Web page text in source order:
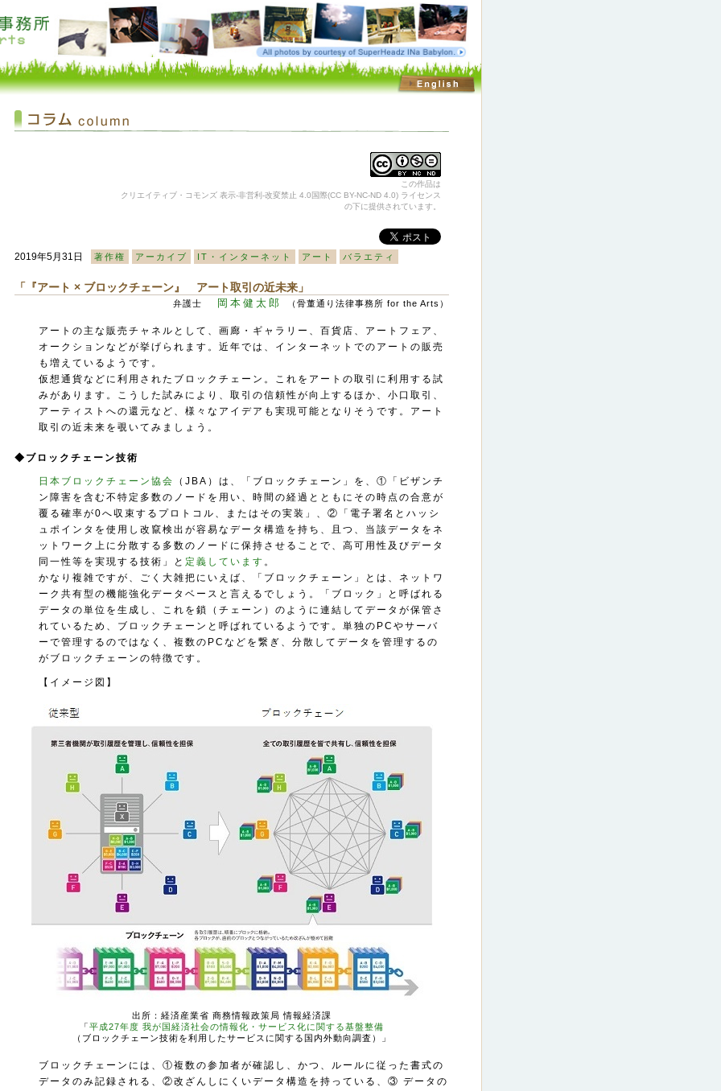
この作品は
クリエイティブ・コモンズ 表示-非営利-改変禁止 4.0国際(CC BY-NC-ND 4.0) ライセンス
の下に提供されています。
2019年5月31日 著作権 アーカイブ IT・インターネット アート バラエティ
「『アート × ブロックチェーン』 アート取引の近未来」
弁護士 岡本健太郎 （骨董通り法律事務所 for the Arts）
アートの主な販売チャネルとして、画廊・ギャラリー、百貨店、アートフェア、
オークションなどが挙げられます。近年では、インターネットでのアートの販売
も増えているようです。
仮想通貨などに利用されたブロックチェーン。これをアートの取引に利用する試
みがあります。こうした試みにより、取引の信頼性が向上するほか、小口取引、
アーティストへの還元など、様々なアイデアも実現可能となりそうです。アート
取引の近未来を覗いてみましょう。
◆ ブロックチェーン技術
日本ブロックチェーン協会
（JBA）は、「ブロックチェーン」を、①「ビザンチ
ン障害を含む不特定多数のノードを用い、時間の経過とともにその時点の合意が
覆る確率が0へ収束するプロトコル、またはその実装」、②「電子署名とハッシ
ュポインタを使用し改竄検出が容易なデータ構造を持ち、且つ、当該データをネ
ットワーク上に分散する多数のノードに保持させることで、高可用性及びデータ
同一性等を実現する技術」と 定義しています 。
かなり複雑ですが、ごく大雑把にいえば、「ブロックチェーン」とは、ネットワ
ーク共有型の機能強化データベースと言えるでしょう。「ブロック」と呼ばれる
データの単位を生成し、これを鎖（チェーン）のように連結してデータが保管さ
れているため、ブロックチェーンと呼ばれているようです。単独のPCやサーバ
ーで管理するのではなく、複数のPCなどを繋ぎ、分散してデータを管理するの
がブロックチェーンの特徴です。
【イメージ図】
出所：経済産業省 商務情報政策局 情報経済課
「平成27年度 我が国経済社会の情報化・サービス化に関する基盤整備
（ブロックチェーン技術を利用したサービスに関する国内外動向調査）」
ブロックチェーンには、①複数の参加者が確認し、かつ、ルールに従った書式の
データのみ記録される、②改ざんしにくいデータ構造を持っている、③ データの